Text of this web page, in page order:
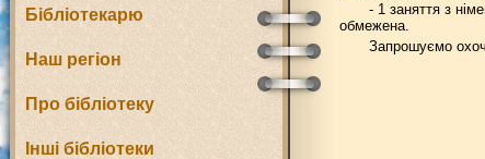
Бібліотекарю
Наш регіон
Про бібліотеку
Інші бібліотеки
- 1 заняття з
обмежена.
Запрошуємо